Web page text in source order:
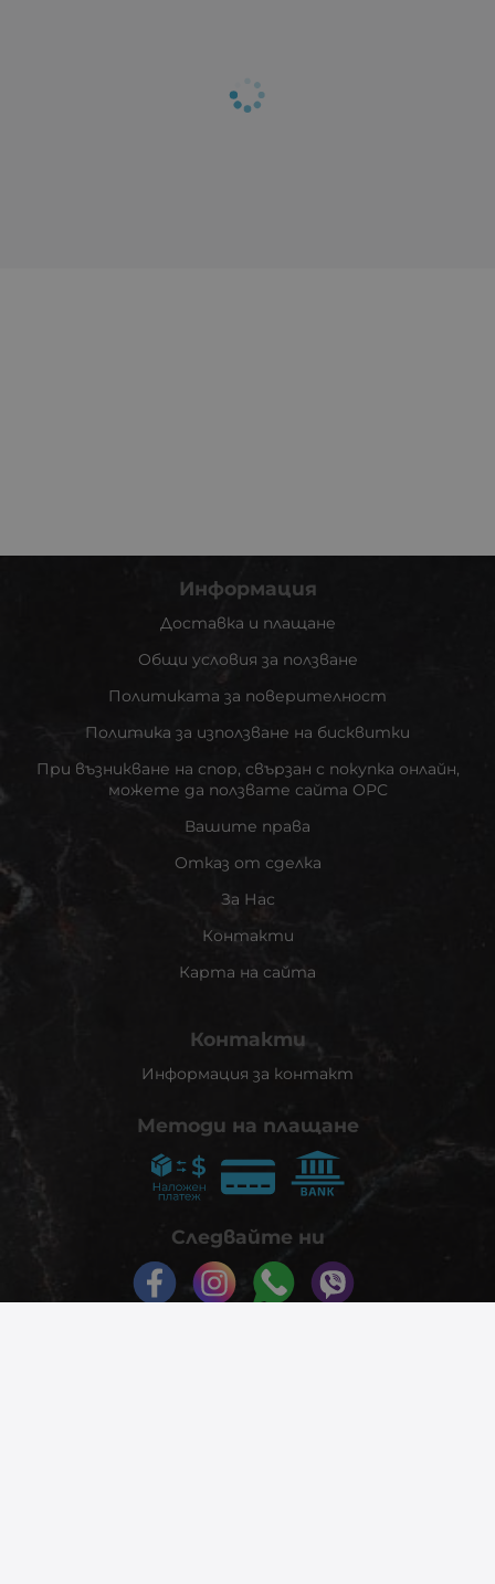
Информация
Доставка и плащане
Общи условия за ползване
Политиката за поверителност
Политика за използване на бисквитки
При възникване на спор, свързан с покупка онлайн,
можете да ползвате сайта ОРС
Вашите права
Отказ от сделка
За Нас
Контакти
Карта на сайта
Контакти
Информация за контакт
Методи на плащане
Следвайте ни